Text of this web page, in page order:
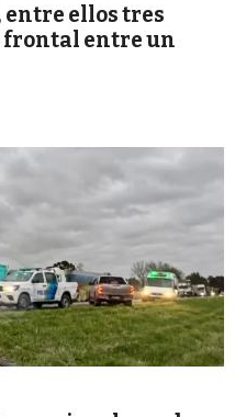
entre ellos tres
frontal entre un